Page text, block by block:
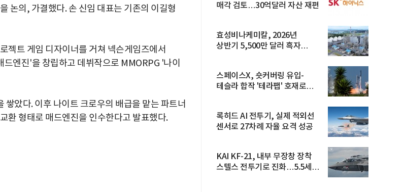
논의, 가결했다. 손 신임 대표는 기존의 이길형
젝트 게임 디자이너를 거쳐 넥슨게임즈에서
엔진'을 창립하고 데뷔작으로 MMORPG '나이
았다. 이후 나이트 크로우의 배급을 맡는 파트너
환 형태로 매드엔진을 인수한다고 발표했다.
매각 검토…30억달러 자산 재편
효성비나케미칼, 2026년
상반기 5,500만 달러 흑자
스페이스X, 숏커버링 유입-
테슬라 합작 '테라팹' 호재로
록히드 AI 전투기, 실제 적외선
센서로 27차례 자율 요격 성공
KAI KF-21, 내부 무장창 장착
스텔스 전투기로 진화…5.5세대